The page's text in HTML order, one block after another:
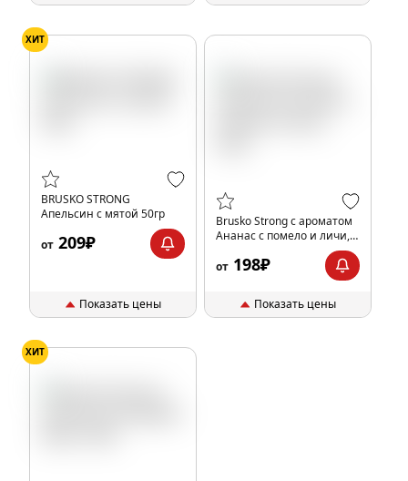
ХИТ
BRUSKO STRONG
Апельсин с мятой 50гр
от 209₽
Показать цены
Brusko Strong с ароматом
Ананас с помело и личи,
от 198₽
Показать цены
ХИТ